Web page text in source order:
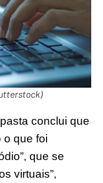
conclui que
o que foi
que se
virtuais”,